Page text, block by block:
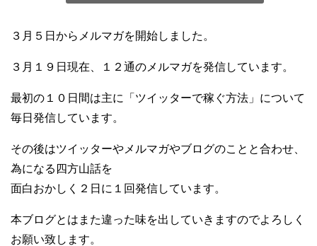
３月５日からメルマガを開始しました。
３月１９日現在、１２通のメルマガを発信しています。
最初の１０日間は主に「ツイッターで稼ぐ方法」について
毎日発信しています。
その後はツイッターやメルマガやブログのことと合わせ、
為になる四方山話を
面白おかしく２日に１回発信しています。
本ブログとはまた違った味を出していきますのでよろしく
お願い致します。